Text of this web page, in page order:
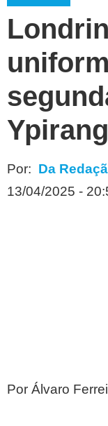
Por: Da
13/04/2025 -
Por Álvaro